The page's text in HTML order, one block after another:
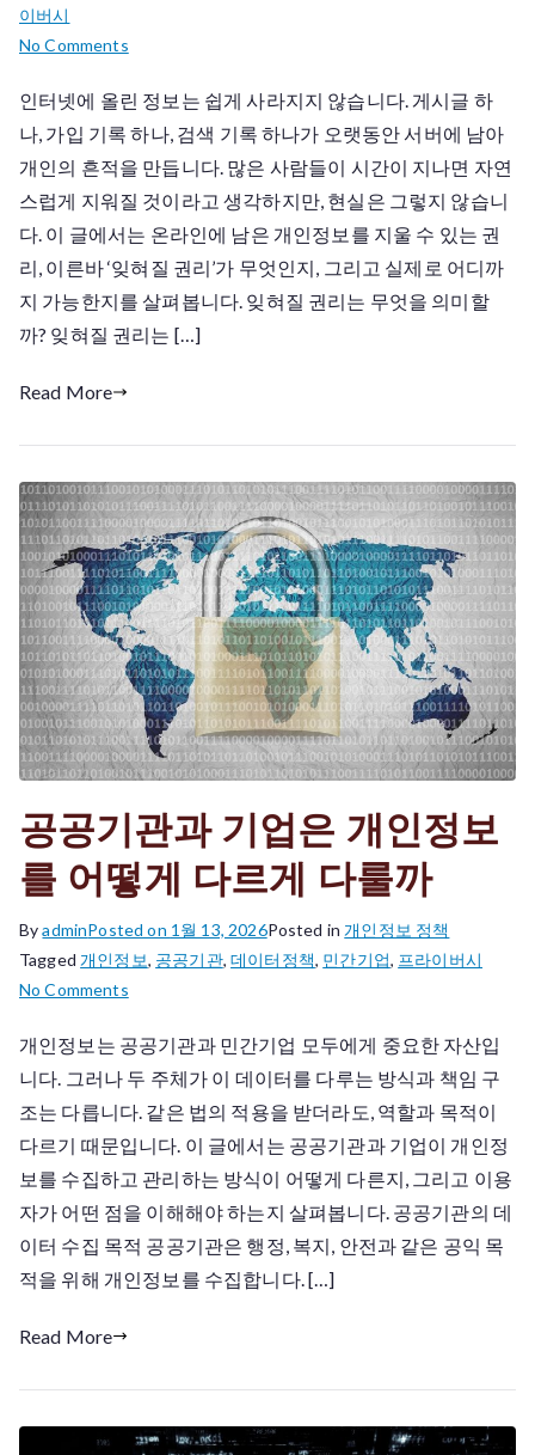
이버시
No Commentson
리
는
온
라
인
서
남
긴
울
수
있
을
까
인터넷에 올린 정보는 쉽게 사라지지 않습니다. 게시글 하
나, 가입 기록 하나, 검색 기록 하나가 오랫동안 서버에 남아
개인의 흔적을 만듭니다. 많은 사람들이 시간이 지나면 자연
스럽게 지워질 것이라고 생각하지만, 현실은 그렇지 않습니
다. 이 글에서는 온라인에 남은 개인정보를 지울 수 있는 권
리, 이른바 ‘잊혀질 권리’가 무엇인지, 그리고 실제로 어디까
지 가능한지를 살펴봅니다. 잊혀질 권리는 무엇을 의미할
까? 잊혀질 권리는 […]
Read More
공공기관과 기업은 개인정보
를 어떻게 다르게 다룰까
ByadminPosted on 1월 13, 2026Posted in 개인정보 정책
Tagged 개인정보, 공공기관,데이터정책, 민간기업, 프라이버시
No Commentson
공
기
관
과
은
개
인
떻
개인정보는 공공기관과 민간기업 모두에게 중요한 자산입
니다. 그러나 두 주체가 이 데이터를 다루는 방식과 책임 구
조는 다릅니다. 같은 법의 적용을 받더라도, 역할과 목적이
다르기 때문입니다. 이 글에서는 공공기관과 기업이 개인정
보를 수집하고 관리하는 방식이 어떻게 다른지, 그리고 이용
자가 어떤 점을 이해해야 하는지 살펴봅니다. 공공기관의 데
이터 수집 목적 공공기관은 행정, 복지, 안전과 같은 공익 목
적을 위해 개인정보를 수집합니다. […]
Read More